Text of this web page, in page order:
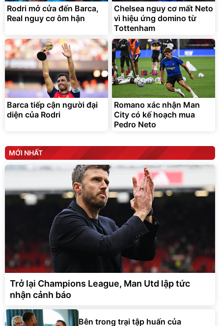
Sữa Dưỡng Thể OLAY
Hương Nước Hoa Dưỡng
Ẩm Chuyên Sâu
290.000
255.000đ
Deal hot
Thùng 48 hộp Sữa tươi Tiệt
Trùng Vinamilk Green Farm
110ml
376.358đ
313.632đ
Deal hot
vinamilk official
Rodri mở cửa đến Barca,
Real nguy cơ ôm hận
Chelsea nguy cơ mất Neto
vì hiệu ứng domino từ
Tottenham
Barca tiếp cận người đại
diện của Rodri
Romano xác nhận Man
City có kế hoạch mua
Pedro Neto
MỚI NHẤT
Trở lại Champions League, Man Utd lập tức
nhận cảnh báo
Bên trong trại tập huấn của